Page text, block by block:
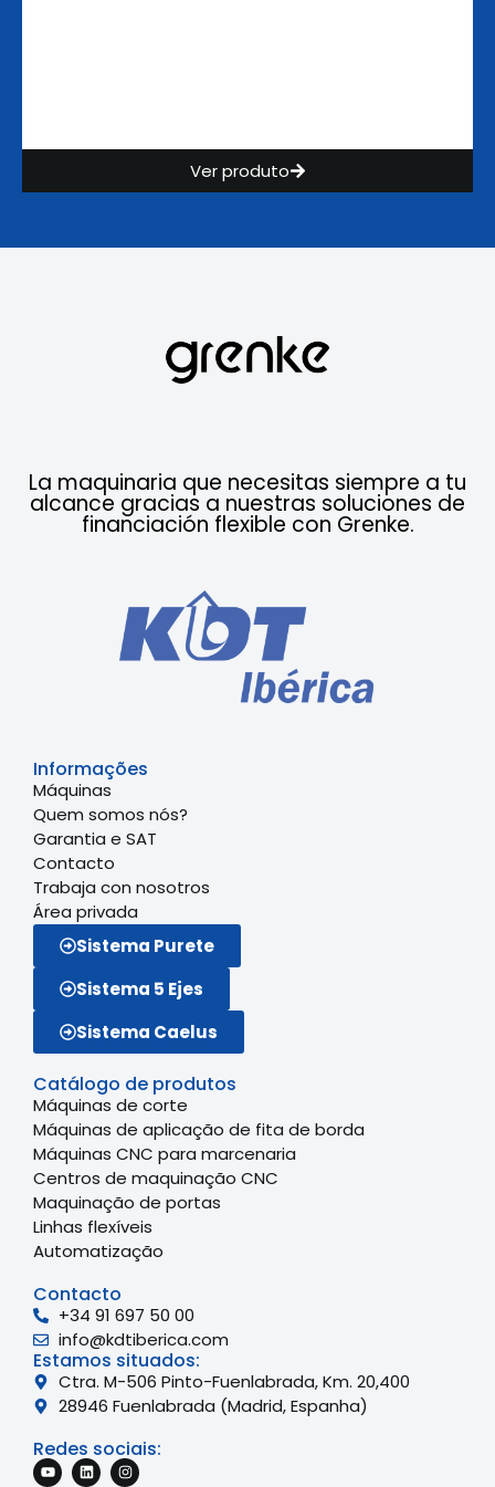
Ver produto
La maquinaria que necesitas siempre a tu
alcance gracias a nuestras soluciones de
financiación flexible con Grenke.
Informações
Máquinas
Quem somos nós?
Garantia e SAT
Contacto
Trabaja con nosotros
Área privada
Sistema Purete
Sistema 5 Ejes
Sistema Caelus
Catálogo de produtos
Máquinas de corte
Máquinas de aplicação de fita de borda
Máquinas CNC para marcenaria
Centros de maquinação CNC
Maquinação de portas
Linhas flexíveis
Automatização
Contacto
+34 91 697 50 00
info@kdtiberica.com
Estamos situados:
Ctra. M-506 Pinto-Fuenlabrada, Km. 20,400
28946 Fuenlabrada (Madrid, Espanha)
Redes sociais: